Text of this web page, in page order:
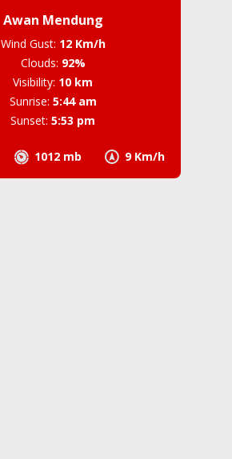
Awan Mendung
1012 mb 9 Km/h
Wind Gust: 12 Km/h
Clouds: 92%
Visibility: 10 km
Sunrise: 5:44 am
Sunset: 5:53 pm